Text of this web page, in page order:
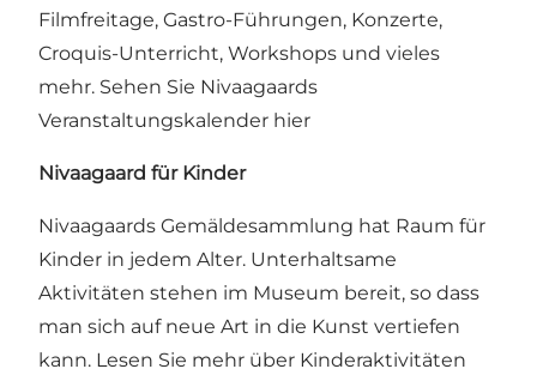
Filmfreitage, Gastro-Führungen, Konzerte,
Croquis-Unterricht, Workshops und vieles
mehr. Sehen Sie Nivaagaards
Veranstaltungskalender hier
Nivaagaard für Kinder
Nivaagaards Gemäldesammlung hat Raum für
Kinder in jedem Alter. Unterhaltsame
Aktivitäten stehen im Museum bereit, so dass
man sich auf neue Art in die Kunst vertiefen
kann. Lesen Sie mehr über Kinderaktivitäten